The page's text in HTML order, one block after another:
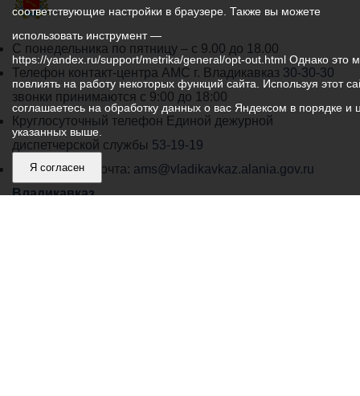
График
работы
администрации
местного
самоуправления
города
Владикавказ:
С понедельника по пятницу – с 9.00 до 18.00
Телефон контакт-центра АМС г. Владикавказ 30-30-30
звонки принимаются с 9:00 до 18:00
Круглосуточный телефон Единой дежурной
диспетчерской службы 53-19-19
Электронная почта: ams@vladikavkaz.alania.gov.ru
Владикавказ
соответствующие настройки в браузере. Также вы можете
использовать инструмент —
https://yandex.ru/support/metrika/general/opt-out.html Однако это
повлиять на работу некоторых функций сайта. Используя этот
соглашаетесь на обработку данных о вас Яндексом в порядке и
указанных выше.
Я согласен